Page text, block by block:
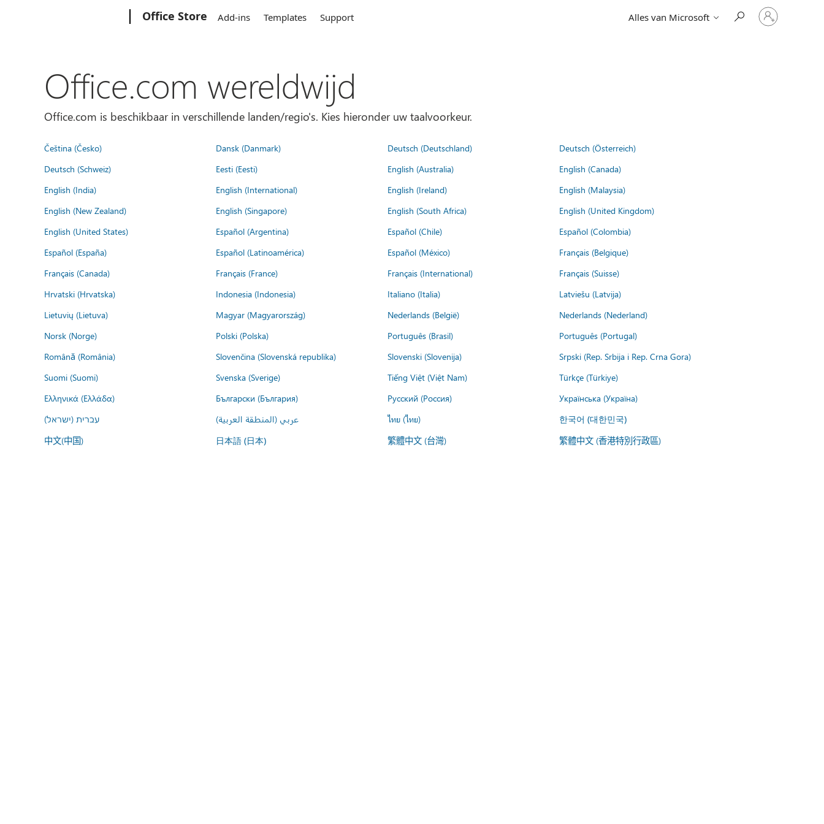
Office Store Add-ins Templates Support Alles van Microsoft
Meld
je
aan
Office.com wereldwijd
Office.com is beschikbaar in verschillende landen/regio's. Kies hieronder uw taalvoorkeur.
Čeština (Česko) Dansk (Danmark) Deutsch (Deutschland)
Deutsch (Österreich)
Deutsch (Schweiz)
Eesti (Eesti) English (Australia)
English (Canada)
English (India)
English (International) English (Ireland)
English (Malaysia)
English (New Zealand)
English (Singapore) English (South Africa)
English (United Kingdom)
English (United States)
Español (Argentina) Español (Chile)
Español (Colombia)
Español (España)
Español (Latinoamérica) Español (México)
Français (Belgique)
Français (Canada)
Français (France) Français (International)
Français (Suisse)
Hrvatski (Hrvatska)
Indonesia (Indonesia) Italiano (Italia)
Latviešu (Latvija)
Lietuvių (Lietuva)
Magyar (Magyarország) Nederlands (België)
Nederlands (Nederland)
Norsk (Norge)
Polski (Polska) Português (Brasil)
Português (Portugal)
Română (România)
Slovenčina (Slovenská republika) Slovenski (Slovenija)
Srpski (Rep. Srbija i Rep. Crna Gora)
Suomi (Suomi)
Svenska (Sverige) Tiếng Việt (Việt Nam)
Türkçe (Türkiye)
Ελληνικά (Ελλάδα)
Български (България) Русский (Россия)
Українська (Україна)
עברית (ישראל)
عربي (المنطقة العربية) ไทย (ไทย) 한국어 (대한민국)
中文(中国) 日本語 (日本) 繁體中文 (台灣) 繁體中文 (香港特別行政區)